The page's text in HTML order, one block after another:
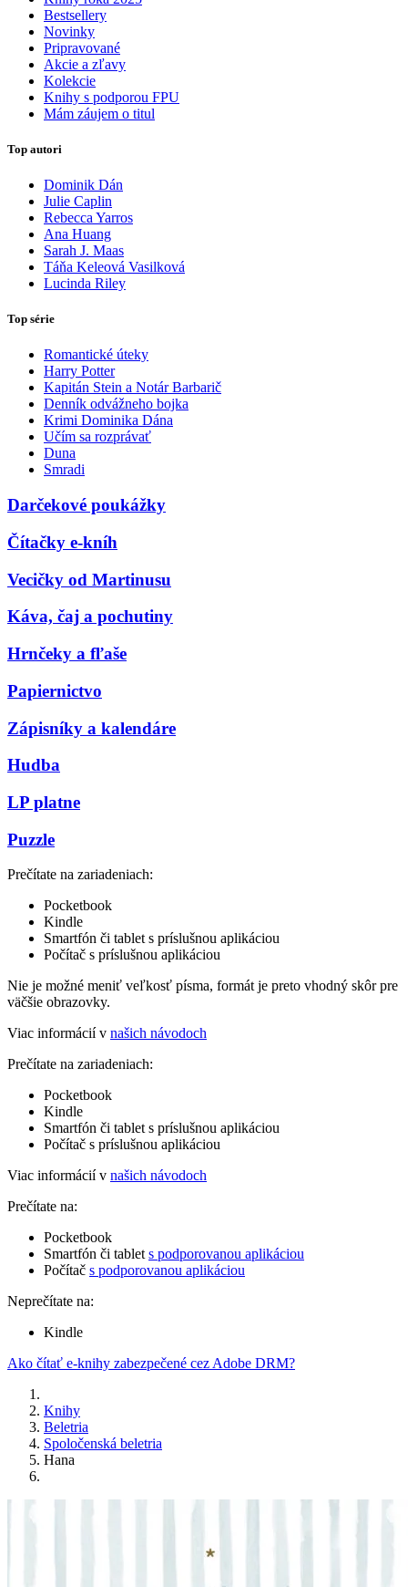
Bestsellery
Novinky
Pripravované
Akcie a zľavy
Kolekcie
Knihy s podporou FPU
Mám záujem o titul
Top autori
Dominik Dán
Julie Caplin
Rebecca Yarros
Ana Huang
Sarah J. Maas
Táňa Keleová Vasilková
Lucinda Riley
Top série
Romantické úteky
Harry Potter
Kapitán Stein a Notár Barbarič
Denník odvážneho bojka
Krimi Dominika Dána
Učím sa rozprávať
Duna
Smradi
Darčekové poukážky
Čítačky e-kníh
Vecičky od Martinusu
Káva, čaj a pochutiny
Hrnčeky a fľaše
Papiernictvo
Zápisníky a kalendáre
Hudba
LP platne
Puzzle
Prečítate na zariadeniach:
Pocketbook
Kindle
Smartfón či tablet s príslušnou aplikáciou
Počítač s príslušnou aplikáciou
Nie je možné meniť veľkosť písma, formát je preto vhodný skôr pre
väčšie obrazovky.
Viac informácií v našich návodoch
Prečítate na zariadeniach:
Pocketbook
Kindle
Smartfón či tablet s príslušnou aplikáciou
Počítač s príslušnou aplikáciou
Viac informácií v našich návodoch
Prečítate na:
Pocketbook
Smartfón či tablet s podporovanou aplikáciou
Počítač s podporovanou aplikáciou
Neprečítate na:
Kindle
Ako čítať e-knihy zabezpečené cez Adobe DRM?
Knihy
Beletria
Spoločenská beletria
Hana